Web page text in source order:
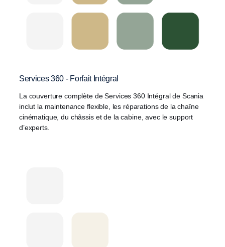
Services 360 - Forfait Intégral
La couverture complète de Services 360 Intégral de Scania
inclut la maintenance flexible, les réparations de la chaîne
cinématique, du châssis et de la cabine, avec le support
d’experts.